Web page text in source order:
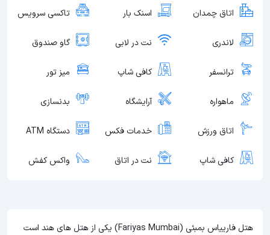
اتاق چمدان اسنک بار تاکسی سرویس
لاندری نت در لابی گاو صندوق
ترانسفر کافی شاپ میز تور
ماهواره آرایشگاه بدنسازی
اتاق ورزش خدمات فکس دستگاه ATM
کافی شاپ نت در اتاق واکس کفش
هتل فارییاس بمبئی (Fariyas Mumbai) یکی از هتل های هند است